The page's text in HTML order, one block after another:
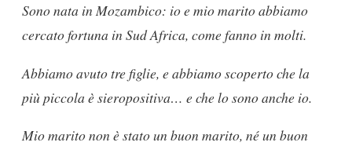
Sono nata in Mozambico: io e mio marito abbiamo
cercato fortuna in Sud Africa, come fanno in molti.
Abbiamo avuto tre figlie, e abbiamo scoperto che la
più piccola è sieropositiva… e che lo sono anche io.
Mio marito non è stato un buon marito, né un buon